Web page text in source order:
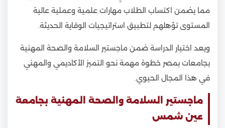
مما يضمن اكتساب الطلاب مهارات علمية وعملية عالية
المستوى تؤهلهم لتطبيق استراتيجيات الوقاية الحديثة.
ويعد اختيار الدراسة ضمن ماجستير السلامة والصحة المهنية
بجامعات بمصر خطوة مهمة نحو التميز الأكاديمي والمهني
في هذا المجال الحيوي.
ماجستير السلامة والصحة المهنية بجامعة
عين شمس